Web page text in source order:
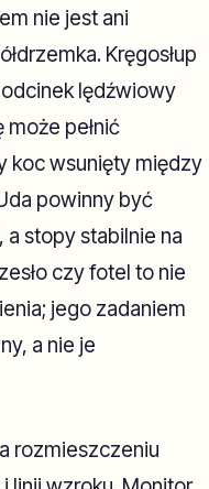
nie jest ani
Kręgosłup
lędźwiowy
pełnić
koc wsunięty między
powinny być
a stopy stabilnie na
czy fotel to nie
jego zadaniem
a nie je
rozmieszczeniu